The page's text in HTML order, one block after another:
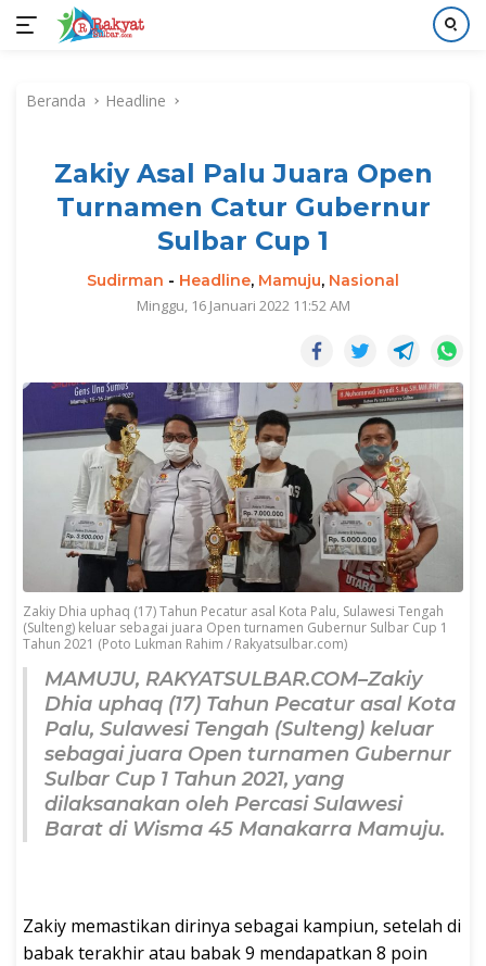
kontenBeranda Headline
Zakiy Asal Palu Juara Open
Turnamen Catur Gubernur
Sulbar Cup 1
Sudirman - Headline, Mamuju, Nasional
Minggu, 16 Januari 2022 11:52 AM
Zakiy Dhia uphaq (17) Tahun Pecatur asal Kota Palu, Sulawesi Tengah
(Sulteng) keluar sebagai juara Open turnamen Gubernur Sulbar Cup 1
Tahun 2021 (Poto Lukman Rahim / Rakyatsulbar.com)
MAMUJU, RAKYATSULBAR.COM–Zakiy
Dhia uphaq (17) Tahun Pecatur asal Kota
Palu, Sulawesi Tengah (Sulteng) keluar
sebagai juara Open turnamen Gubernur
Sulbar Cup 1 Tahun 2021, yang
dilaksanakan oleh Percasi Sulawesi
Barat di Wisma 45 Manakarra Mamuju.
Zakiy memastikan dirinya sebagai kampiun, setelah di
babak terakhir atau babak 9 mendapatkan 8 poin